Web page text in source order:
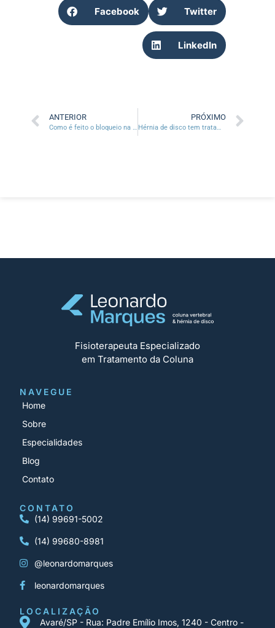
Facebook Twitter
LinkedIn
ANTERIOR
Como é feito o bloqueio na coluna?
PRÓXIMO
Hérnia de disco tem tratamento sem cirurgia
Fisioterapeuta Especializado
em Tratamento da Coluna
NAVEGUE
Home
Sobre
Especialidades
Blog
Contato
CONTATO
(14) 99691-5002
(14) 99680-8981
@leonardomarques
leonardomarques
LOCALIZAÇÃO
Avaré/SP - Rua: Padre Emílio Imos, 1240 - Centro -